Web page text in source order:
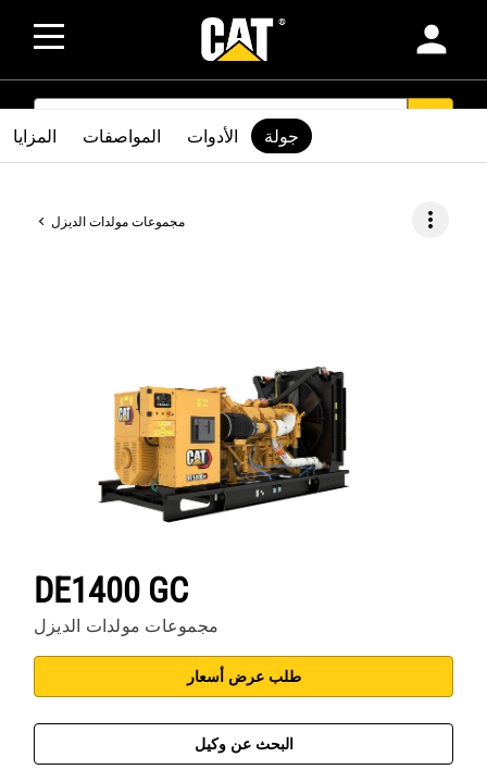
person
SEARCH
مجموعات مولدات الديزل more_vert
DE1400 GC
مجموعات مولدات الديزل
طلب عرض أسعار
البحث عن وكيل
المزايا المواصفات الأدوات جولة